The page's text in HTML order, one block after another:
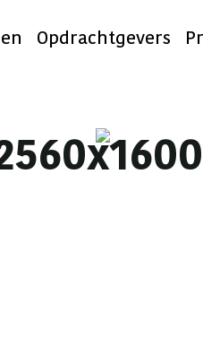
Opdrachtgevers